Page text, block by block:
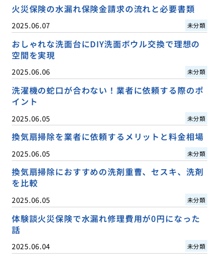
火災保険の水漏れ保険金請求の流れと必要書類
2025.06.07 未分類
おしゃれな洗面台にDIY洗面ボウル交換で理想の
空間を実現
2025.06.06 未分類
洗濯機の蛇口が合わない！業者に依頼する際のポ
イント
2025.06.05 未分類
換気扇掃除を業者に依頼するメリットと料金相場
2025.06.05 未分類
換気扇掃除におすすめの洗剤重曹、セスキ、洗剤
を比較
2025.06.05 未分類
体験談火災保険で水漏れ修理費用が0円になった
話
2025.06.04 未分類